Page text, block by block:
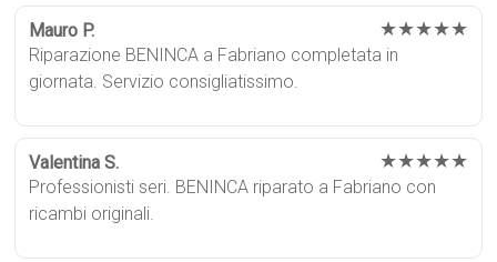
Mauro P. ★★★★★
Riparazione BENINCA a Fabriano completata in
giornata. Servizio consigliatissimo.
Valentina S. ★★★★★
Professionisti seri. BENINCA riparato a Fabriano con
ricambi originali.